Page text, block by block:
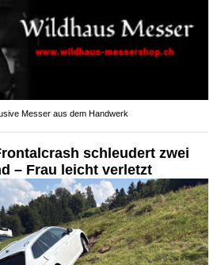
Messer aus dem Handwerk
schleudert zwei
– Frau leicht verletzt